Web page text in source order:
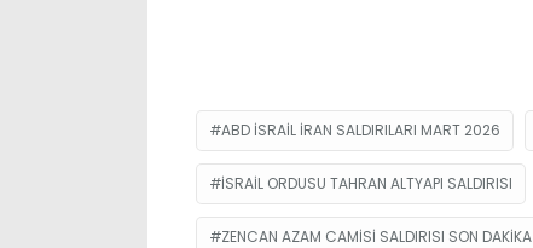
ABD ISRAIL IRAN SALDIRILARI MART 2026
ISRAIL ORDUSU TAHRAN ALTYAPI SALDIRISI
ZENCAN AZAM CAMISI SALDIRISI SON DAKIKA